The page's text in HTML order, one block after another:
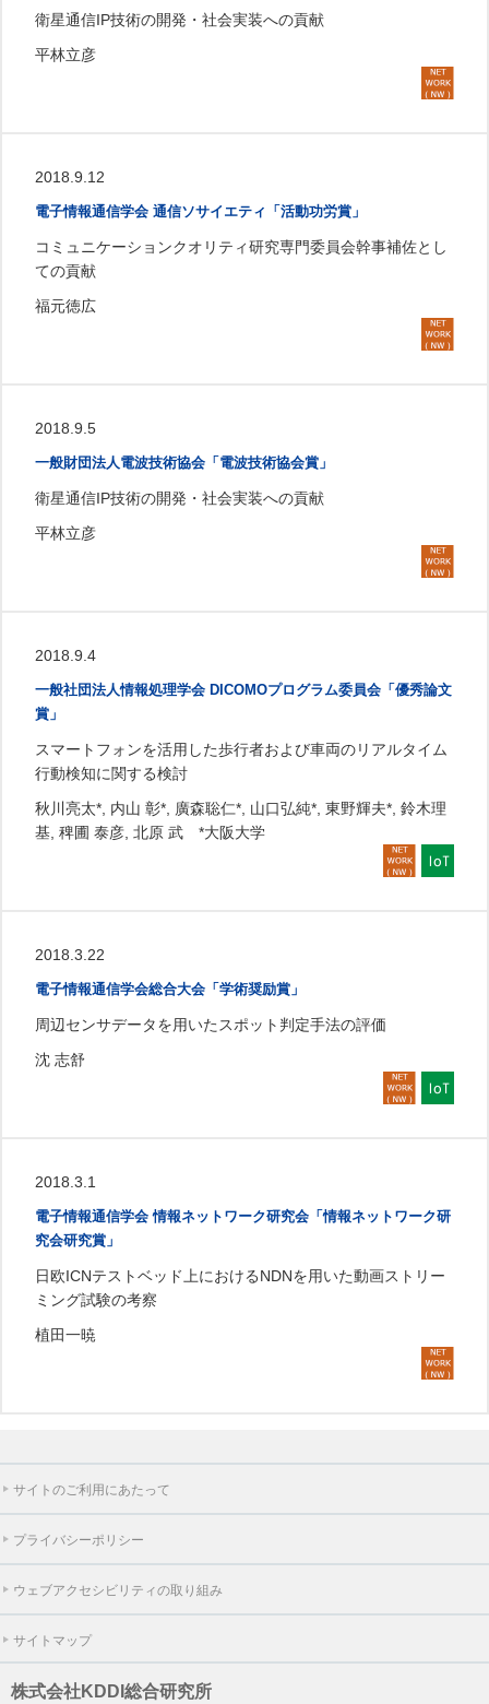
衛星通信IP技術の開発・社会実装への貢献
平林立彦
2018.9.12
電子情報通信学会 通信ソサイエティ「活動功労賞」
コミュニケーションクオリティ研究専門委員会幹事補佐とし
ての貢献
福元徳広
2018.9.5
一般財団法人電波技術協会「電波技術協会賞」
衛星通信IP技術の開発・社会実装への貢献
平林立彦
2018.9.4
一般社団法人情報処理学会 DICOMOプログラム委員会「優秀論文
賞」
スマートフォンを活用した歩行者および車両のリアルタイム
行動検知に関する検討
秋川亮太*, 内山 彰*, 廣森聡仁*, 山口弘純*, 東野輝夫*, 鈴木理
基, 稗圃 泰彦, 北原 武 *大阪大学
2018.3.22
電子情報通信学会総合大会「学術奨励賞」
周辺センサデータを用いたスポット判定手法の評価
沈 志舒
2018.3.1
電子情報通信学会 情報ネットワーク研究会「情報ネットワーク研
究会研究賞」
日欧ICNテストベッド上におけるNDNを用いた動画ストリー
ミング試験の考察
植田一暁
サイトのご利用にあたって
プライバシーポリシー
ウェブアクセシビリティの取り組み
サイトマップ
株式会社KDDI総合研究所